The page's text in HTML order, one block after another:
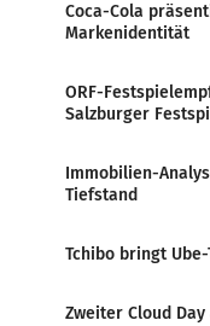
Coca-Cola
Markenidentität
ORF-
Salzburger
Immobilien-
Tiefstand
Tchibo bringt
Zweiter Cloud